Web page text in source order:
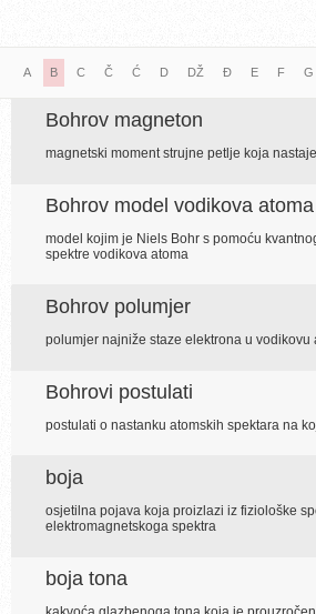
A B C Č Ć D DŽ Đ E F G
Bohrov magneton
magnetski moment strujne petlje koja
Bohrov model vodikova atoma
model kojim je Niels Bohr s pomoću
spektre vodikova atoma
Bohrov polumjer
polumjer najniže staze elektrona u vodikovu
Bohrovi postulati
postulati o nastanku atomskih spektara na
boja
osjetilna pojava koja proizlazi iz fiziološke
elektromagnetskoga spektra
boja tona